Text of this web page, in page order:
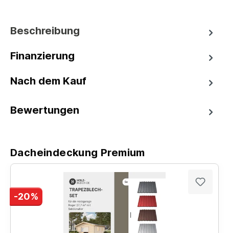
Beschreibung
Finanzierung
Nach dem Kauf
Bewertungen
Dacheindeckung Premium
-20%